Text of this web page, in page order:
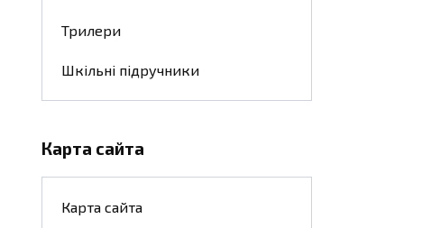
Трилери
Шкільні підручники
Карта сайта
Карта сайта